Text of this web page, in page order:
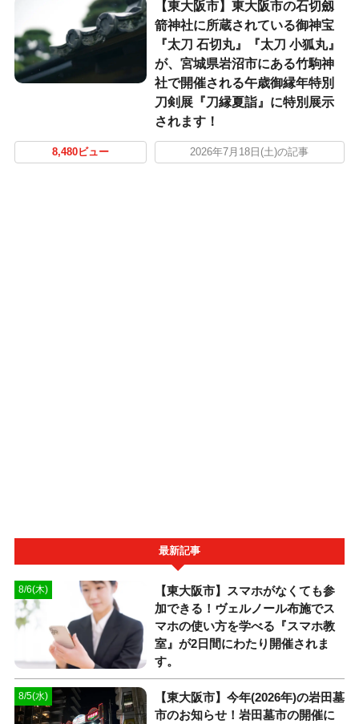
【東大阪市】東大阪市の石切劔
箭神社に所蔵されている御神宝
『太刀 石切丸』『太刀 小狐丸』
が、宮城県岩沼市にある竹駒神
社で開催される午歳御縁年特別
刀剣展『刀縁夏詣』に特別展示
されます！
8,480ビュー 2026年7月18日(土)の記事
最新記事
8/6(木)
【東大阪市】スマホがなくても参
加できる！ヴェルノール布施でス
マホの使い方を学べる『スマホ教
室』が2日間にわたり開催されま
す。
8/5(水)
【東大阪市】今年(2026年)の岩田墓
市のお知らせ！岩田墓市の開催に